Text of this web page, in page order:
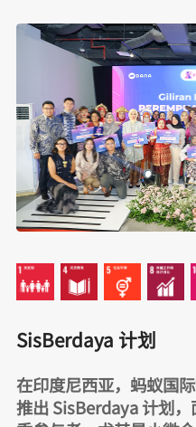
SisBerdaya 计划
在印度尼西亚，蚂蚁国
推出 SisBerdaya 计划